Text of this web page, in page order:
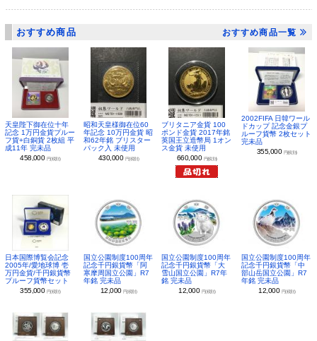
おすすめ商品 おすすめ商品一覧
天皇陛下御在位十年
記念 1万円金貨プルー
フ貨+白銅貨 2枚組 平
成11年 完未品
458,000 円(税別)
昭和天皇様御在位60
年記念 10万円金貨 昭
和62年銘 ブリスター
パック入 未使用
430,000 円(税別)
ブリタニア金貨 100
ポンド金貨 2017年銘
英国王立造幣局 1オン
ス金貨 未使用
660,000 円(税別)
2002FIFA 日韓ワール
ドカップ 記念金銀プ
ルーフ貨幣 2枚セット
完未品
355,000 円(税別)
日本国際博覧会記念
2005年/愛地球博 壱
万円金貨/千円銀貨幣
プルーフ貨幣セット
355,000 円(税別)
国立公園制度100周年
記念千円銀貨幣「阿
寒摩周国立公園」R7
年銘 完未品
12,000 円(税別)
国立公園制度100周年
記念千円銀貨幣「大
雪山国立公園」R7年
銘 完未品
12,000 円(税別)
国立公園制度100周年
記念千円銀貨幣「中
部山岳国立公園」R7
年銘 完未品
12,000 円(税別)